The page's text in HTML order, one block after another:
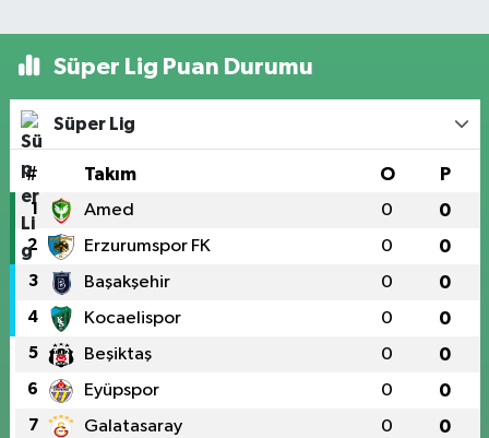
Süper Lig Puan Durumu
Süper Lig
# Takım O P
1 Amed 0 0
2 Erzurumspor FK 0 0
3 Başakşehir 0 0
4 Kocaelispor 0 0
5 Beşiktaş 0 0
6 Eyüpspor 0 0
7 Galatasaray 0 0